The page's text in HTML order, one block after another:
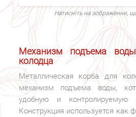
Натисніть на зображення,
Механизм подъема
колодца
Металлическая корба для
механизм подъема воды,
удобную и
Конструкция используется как